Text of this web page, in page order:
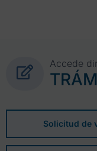
Accede
Solicitud de